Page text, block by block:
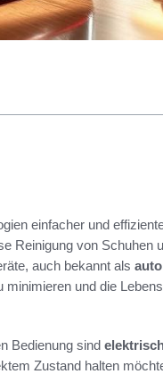
einfacher und
Reinigung von Schuhen
auch bekannt als
minimieren und die
Bedienung sind
Zustand halten